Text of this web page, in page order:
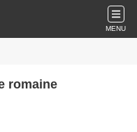
MENU
romaine